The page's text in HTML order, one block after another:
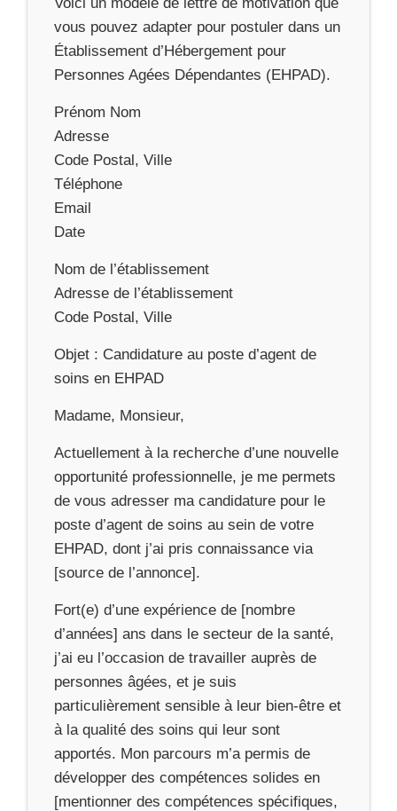
vous pouvez adapter pour postuler dans un
Établissement d’Hébergement pour
Personnes Agées Dépendantes (EHPAD).
Prénom Nom
Adresse
Code Postal, Ville
Téléphone
Email
Date
Nom de l’établissement
Adresse de l’établissement
Code Postal, Ville
Objet : Candidature au poste d’agent de
soins en EHPAD
Madame, Monsieur,
Actuellement à la recherche d’une nouvelle
opportunité professionnelle, je me permets
de vous adresser ma candidature pour le
poste d’agent de soins au sein de votre
EHPAD, dont j’ai pris connaissance via
[source de l’annonce].
Fort(e) d’une expérience de [nombre
d’années] ans dans le secteur de la santé,
j’ai eu l’occasion de travailler auprès de
personnes âgées, et je suis
particulièrement sensible à leur bien-être et
à la qualité des soins qui leur sont
apportés. Mon parcours m’a permis de
développer des compétences solides en
[mentionner des compétences spécifiques,